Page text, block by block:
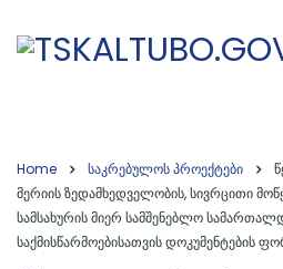
Home საკრებულოს პროექტები
მერიის ზედამხედველობის, სივრცითი
სამსახურის მიერ სამშენებლო
საქმისწარმოებისათვის დოკუმენტების